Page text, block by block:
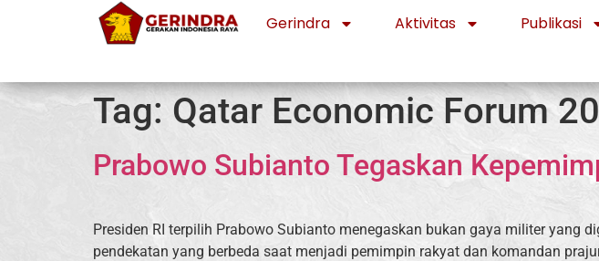
Gerindra Aktivitas Publikasi
Tag: Qatar Economic Forum
Prabowo Subianto Tegaskan
Presiden RI terpilih Prabowo Subianto menegaskan bukan gaya militer yang
pendekatan yang berbeda saat menjadi pemimpin rakyat dan komandan